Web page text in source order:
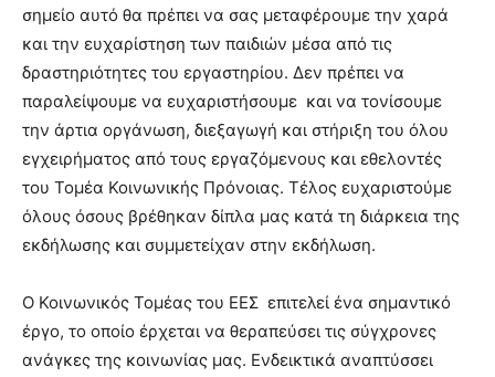
σημείο αυτό θα πρέπει να σας μεταφέρουμε την χαρά
και την ευχαρίστηση των παιδιών μέσα από τις
δραστηριότητες του εργαστηρίου. Δεν πρέπει να
παραλείψουμε να ευχαριστήσουμε και να τονίσουμε
την άρτια οργάνωση, διεξαγωγή και στήριξη του όλου
εγχειρήματος από τους εργαζόμενους και εθελοντές
του Τομέα Κοινωνικής Πρόνοιας. Τέλος ευχαριστούμε
όλους όσους βρέθηκαν δίπλα μας κατά τη διάρκεια της
εκδήλωσης και συμμετείχαν στην εκδήλωση.
Ο Κοινωνικός Τομέας του ΕΕΣ επιτελεί ένα σημαντικό
έργο, το οποίο έρχεται να θεραπεύσει τις σύγχρονες
ανάγκες της κοινωνίας μας. Ενδεικτικά αναπτύσσει